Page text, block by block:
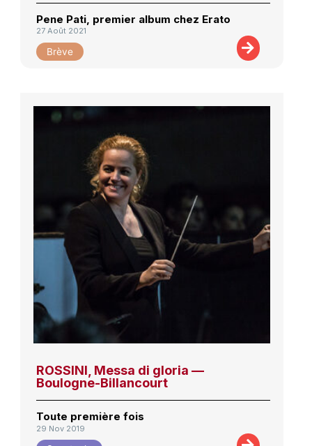
Pene Pati, premier album chez Erato
27 Août 2021
Brève
ROSSINI, Messa di gloria —
Boulogne-Billancourt
Toute première fois
29 Nov 2019